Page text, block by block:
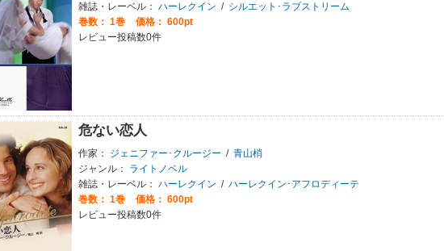
雑誌・レーベル： ハーレクイン / シルエット･ラブストリーム
巻数： 1巻
価格： 600pt
レビュー投稿数0件
危ない恋人
作家： ジェニファー･クルージー / 青山梢
ジャンル：
ライトノベル
雑誌・レーベル： ハーレクイン / ハーレクイン･アフロディーテ
巻数： 1巻
価格： 600pt
レビュー投稿数0件